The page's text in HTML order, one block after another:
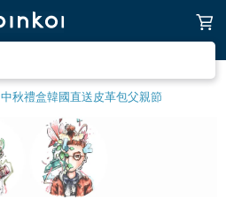
中秋禮盒韓國直送皮革包父親節